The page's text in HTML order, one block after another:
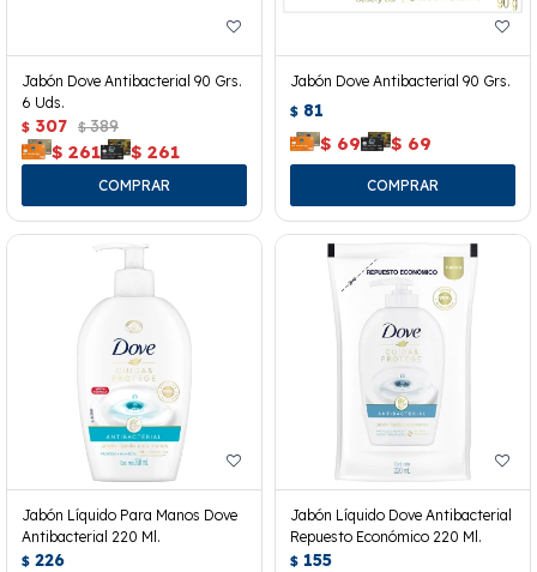
Jabón Dove Antibacterial 90 Grs.
6 Uds.
$ 307 $ 389
$ 261 $ 261
Jabón Dove Antibacterial 90 Grs.
$ 81
$ 69 $ 69
Jabón Líquido Para Manos Dove
Antibacterial 220 Ml.
$ 226
Jabón Líquido Dove Antibacterial
Repuesto Económico 220 Ml.
$ 155